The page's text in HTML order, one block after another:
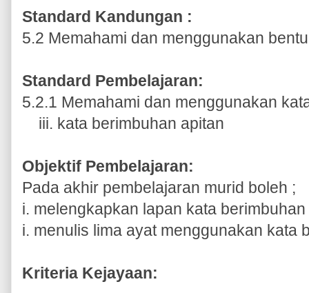
Standard Kandungan :
5.2 Memahami dan menggunakan
Standard Pembelajaran:
5.2.1 Memahami dan menggunakan
iii. kata berimbuhan apitan
Objektif Pembelajaran:
Pada akhir pembelajaran murid boleh ;
i. melengkapkan lapan kata
i. menulis lima ayat menggunakan kata
Kriteria Kejayaan: